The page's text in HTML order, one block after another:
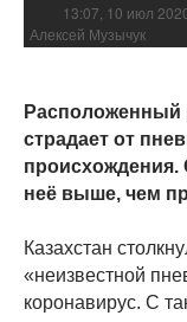
13:07, 10 июл
Алексей Музычук
Расположенный
страдает от
происхождения.
неё выше, чем
Казахстан
«неизвестной
коронавирус. С